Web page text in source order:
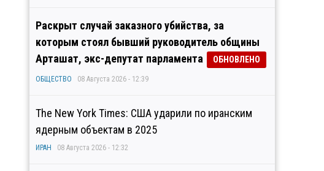
Раскрыт случай заказного убийства, за
которым стоял бывший руководитель общины
Арташат, экс-депутат парламента
ОБНОВЛЕНО
ОБЩЕСТВО 08 Августа 2026 - 12:39
The New York Times: США ударили по иранским
ядерным объектам в 2025
ИРАН 08 Августа 2026 - 12:32